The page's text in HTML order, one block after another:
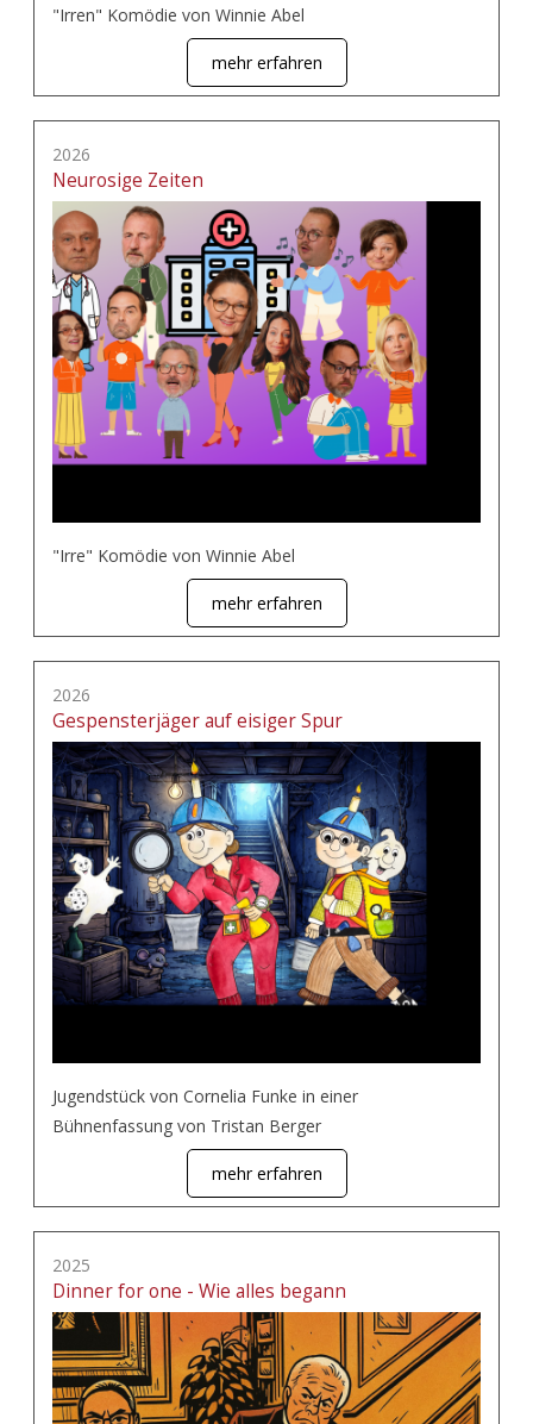
"Irren" Komödie von Winnie Abel
mehr erfahren
2026
Neurosige Zeiten
"Irre" Komödie von Winnie Abel
mehr erfahren
2026
Gespensterjäger auf eisiger Spur
Jugendstück von Cornelia Funke in einer
Bühnenfassung von Tristan Berger
mehr erfahren
2025
Dinner for one - Wie alles begann